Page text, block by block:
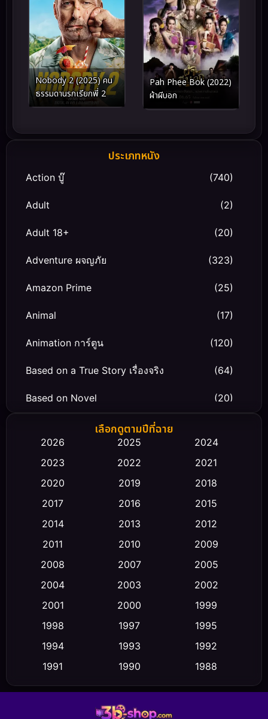
Nobody 2 (2025) คน
ธรรมดานรกเรียกพี่ 2
Pah Phee Bok (2022)
ผ้าผีบอก
ประเภทหนัง
Action บู๊ (740)
Adult (2)
Adult 18+ (20)
Adventure ผจญภัย (323)
Amazon Prime (25)
Animal (17)
Animation การ์ตูน (120)
Based on a True Story เรื่องจริง (64)
Based on Novel (20)
Biography ชีวิตจริง
Classic หนังคลาสสิก (23)
Comedy ตลก (475)
Conspiracy
Crime อาชญากรรม (355)
Culture (23)
Dance เต้น
เลือกดูตามปีที่ฉาย
2026 2025
2024
2023
2022
2021
2020
2019
2018
2017
2016
2015
2014
2013
2012
2011
2010
2009
2008
2007
2005
2004
2003
2002
2001
2000
1999
1998
1997
1995
1994
1993
1992
1991
1990
1988
1986
1985
1983
1981